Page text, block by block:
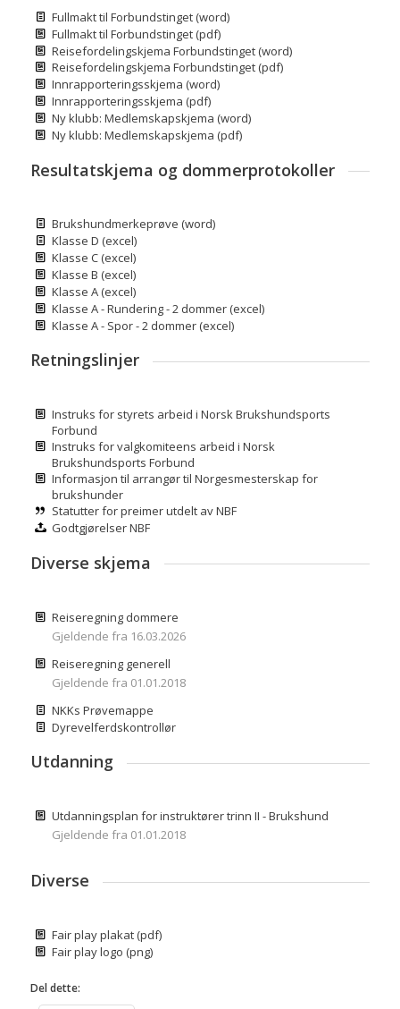
Fullmakt til Forbundstinget (word)
Fullmakt til Forbundstinget (pdf)
Reisefordelingskjema Forbundstinget (word)
Reisefordelingskjema Forbundstinget (pdf)
Innrapporteringsskjema (word)
Innrapporteringsskjema (pdf)
Ny klubb: Medlemskapskjema (word)
Ny klubb: Medlemskapskjema (pdf)
Resultatskjema og dommerprotokoller
Brukshundmerkeprøve (word)
Klasse D (excel)
Klasse C (excel)
Klasse B (excel)
Klasse A (excel)
Klasse A - Rundering - 2 dommer (excel)
Klasse A - Spor - 2 dommer (excel)
Retningslinjer
Instruks for styrets arbeid i Norsk Brukshundsports
Forbund
Instruks for valgkomiteens arbeid i Norsk
Brukshundsports Forbund
Informasjon til arrangør til Norgesmesterskap for
brukshunder
Statutter for preimer utdelt av NBF
Godtgjørelser NBF
Diverse skjema
Reiseregning dommere
Gjeldende fra 16.03.2026
Reiseregning generell
Gjeldende fra 01.01.2018
NKKs Prøvemappe
Dyrevelferdskontrollør
Utdanning
Utdanningsplan for instruktører trinn II - Brukshund
Gjeldende fra 01.01.2018
Diverse
Fair play plakat (pdf)
Fair play logo (png)
Del dette: